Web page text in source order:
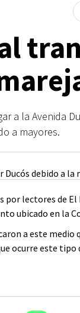
a la Avenida
a mayores.
por lectores de
ubicado en la
a este medio
ocurre este tipo